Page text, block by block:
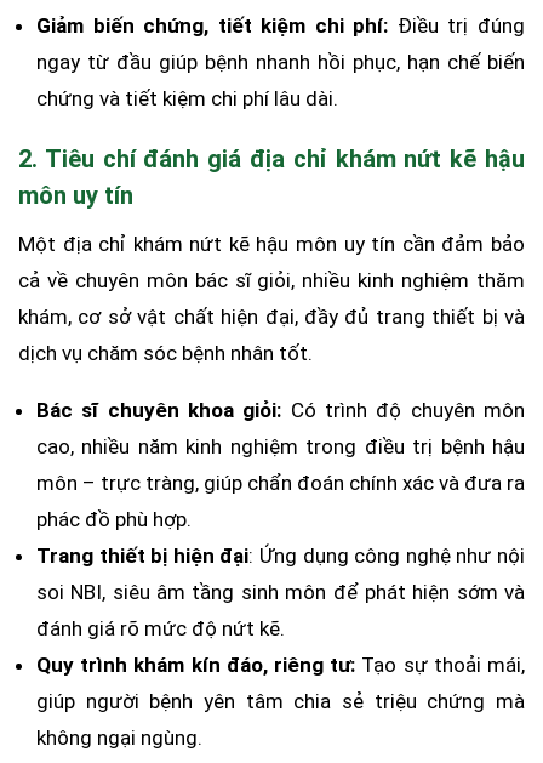
Giảm biến chứng, tiết kiệm chi phí: Điều trị đúng
ngay từ đầu giúp bệnh nhanh hồi phục, hạn chế biến
chứng và tiết kiệm chi phí lâu dài.
2. Tiêu chí đánh giá địa chỉ khám nứt kẽ hậu
môn uy tín
Một địa chỉ khám nứt kẽ hậu môn uy tín cần đảm bảo
cả về chuyên môn bác sĩ giỏi, nhiều kinh nghiệm thăm
khám, cơ sở vật chất hiện đại, đầy đủ trang thiết bị và
dịch vụ chăm sóc bệnh nhân tốt.
Bác sĩ chuyên khoa giỏi: Có trình độ chuyên môn
cao, nhiều năm kinh nghiệm trong điều trị bệnh hậu
môn – trực tràng, giúp chẩn đoán chính xác và đưa ra
phác đồ phù hợp.
Trang thiết bị hiện đại: Ứng dụng công nghệ như nội
soi NBI, siêu âm tầng sinh môn để phát hiện sớm và
đánh giá rõ mức độ nứt kẽ.
Quy trình khám kín đáo, riêng tư: Tạo sự thoải mái,
giúp người bệnh yên tâm chia sẻ triệu chứng mà
không ngại ngùng.